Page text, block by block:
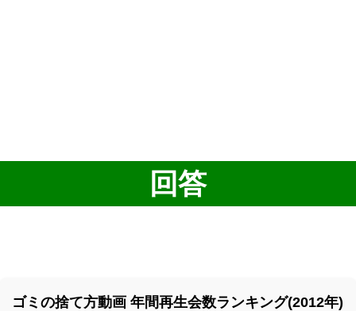
回答
ゴミの捨て方動画 年間再生会数ランキング(2012年)